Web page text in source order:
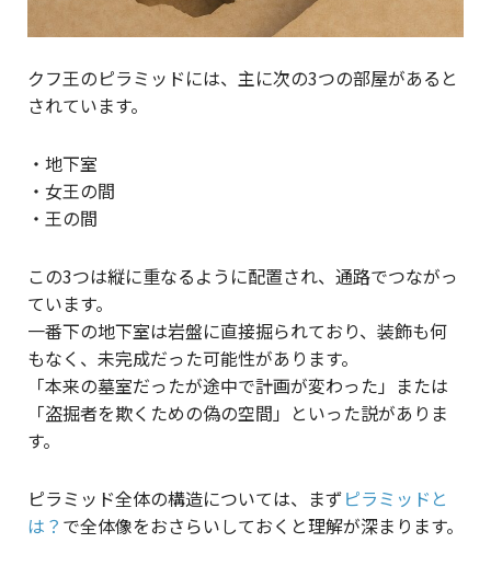
クフ王のピラミッドには、主に次の3つの部屋があると
されています。
・地下室
・女王の間
・王の間
この3つは縦に重なるように配置され、通路でつながっ
ています。
一番下の地下室は岩盤に直接掘られており、装飾も何
もなく、未完成だった可能性があります。
「本来の墓室だったが途中で計画が変わった」または
「盗掘者を欺くための偽の空間」といった説がありま
す。
ピラミッド全体の構造については、まずピラミッドと
は？ で全体像をおさらいしておくと理解が深まります。